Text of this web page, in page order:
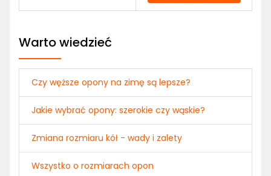
Warto wiedzieć
Czy węższe opony na zimę są lepsze?
Jakie wybrać opony: szerokie czy wąskie?
Zmiana rozmiaru kół - wady i zalety
Wszystko o rozmiarach opon